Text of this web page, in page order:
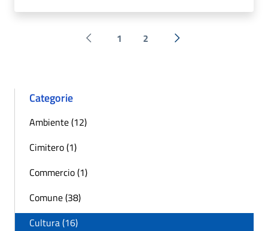
Pagina precedente
1 2 Successiva »
Categorie
Ambiente (12)
Cimitero (1)
Commercio (1)
Comune (38)
Cultura (16)